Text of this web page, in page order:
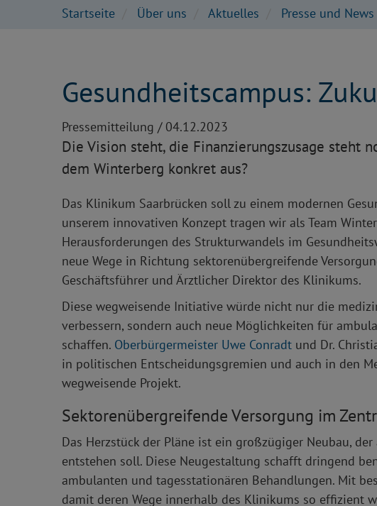
Startseite Über uns Aktuelles Presse und News
Gesundheitscampus:
Pressemitteilung / 04.12.2023
Die Vision steht, die Finanzierungszusage steht
dem Winterberg konkret aus?
Das Klinikum Saarbrücken soll zu einem modernen
unserem innovativen Konzept tragen wir als Team
Herausforderungen des Strukturwandels im
neue Wege in Richtung sektorenübergreifende
Geschäftsführer und Ärztlicher Direktor des Klinikums.
Diese wegweisende Initiative würde nicht nur die
verbessern, sondern auch neue Möglichkeiten für
schaffen. Oberbürgermeister Uwe Conradt und Dr.
in politischen Entscheidungsgremien und auch in den
wegweisende Projekt.
Sektorenübergreifende Versorgung im
Das Herzstück der Pläne ist ein großzügiger Neubau,
entstehen soll. Diese Neugestaltung schafft dringend
ambulanten und tagesstationären Behandlungen. Mit
damit deren Wege innerhalb des Klinikums so effizient